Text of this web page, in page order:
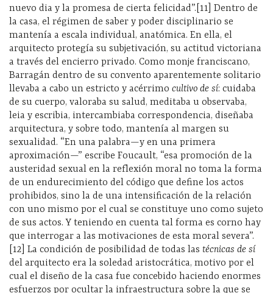
nuevo dia y la promesa de cierta felicidad”.[11] Dentro de
la casa, el régimen de saber y poder disciplinario se
mantenía a escala individual, anatómica. En ella, el
arquitecto protegía su subjetivación, su actitud victoriana
a través del encierro privado. Como monje franciscano,
Barragán dentro de su convento aparentemente solitario
llevaba a cabo un estricto y acérrimo cultivo de sí: cuidaba
de su cuerpo, valoraba su salud, meditaba u observaba,
leia y escribia, intercambiaba correspondencia, diseñaba
arquitectura, y sobre todo, mantenía al margen su
sexualidad. “En una palabra—y en una primera
aproximación—” escribe Foucault, “esa promoción de la
austeridad sexual en la reflexión moral no toma la forma
de un endurecimiento del código que define los actos
prohibidos, sino la de una intensificación de la relación
con uno mismo por el cual se constituye uno como sujeto
de sus actos. Y teniendo en cuenta tal forma es corno hay
que interrogar a las motivaciones de esta moral severa”.
[12] La condición de posibilidad de todas las técnicas de sí
del arquitecto era la soledad aristocrática, motivo por el
cual el diseño de la casa fue concebido haciendo enormes
esfuerzos por ocultar la infraestructura sobre la que se